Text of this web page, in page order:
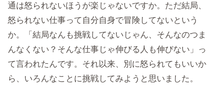
通は怒られないほうが楽じゃないですか。ただ結局、
怒られない仕事って自分自身で冒険してないという
か。「結局なんも挑戦してないじゃん、そんなのつま
んなくない？そんな仕事じゃ伸びる人も伸びない」っ
て言われたんです。それ以来、別に怒られてもいいか
ら、いろんなことに挑戦してみようと思いました。